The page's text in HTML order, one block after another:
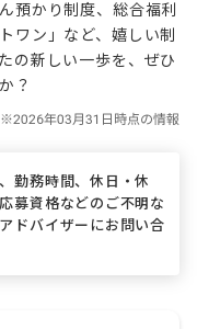
預かり制度、総合福利
ワン」など、嬉しい制
の新しい一歩を、ぜひ
？
勤務時間、休日・休
募資格などのご不明な
ドバイザーにお問い合